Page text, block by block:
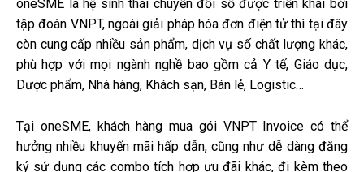
oneSME là hệ sinh thái chuyển đổi số được triển khai bởi
tập đoàn VNPT, ngoài giải pháp hóa đơn điện tử thì tại đây
còn cung cấp nhiều sản phẩm, dịch vụ số chất lượng khác,
phù hợp với mọi ngành nghề bao gồm cả Y tế, Giáo dục,
Dược phẩm, Nhà hàng, Khách sạn, Bán lẻ, Logistic…
Tại oneSME, khách hàng mua gói VNPT Invoice có thể
hưởng nhiều khuyến mãi hấp dẫn, cũng như dễ dàng đăng
ký sử dụng các combo tích hợp ưu đãi khác, đi kèm theo